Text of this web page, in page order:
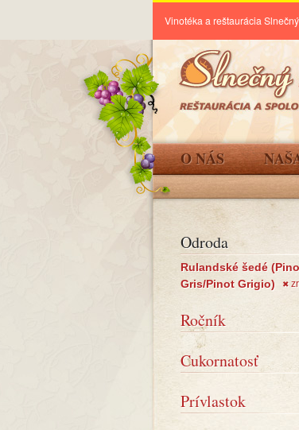
Vinotéka a reštaurácia
O NÁS
Odroda
Rulandské šedé
Gris/Pinot Grigio)
✖
Ročník
Cukornatosť
Prívlastok